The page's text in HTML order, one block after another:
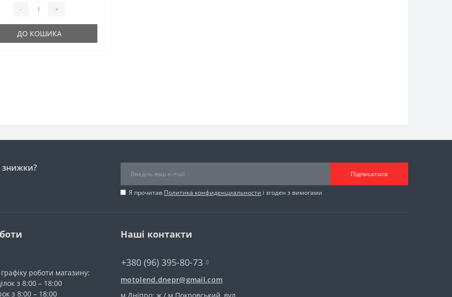
- +
ДО КОШИКА
знижки?
Підписатися
Я прочитав Политика конфиденциальности і згоден з вимогами
роботи магазину:
з 8:00 – 18:00
з 8:00 – 18:00
Наші контакти
+380 (96) 395-80-73
motolend.dnepr@gmail.com